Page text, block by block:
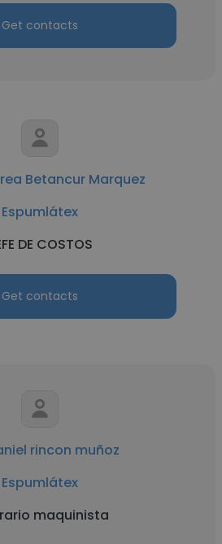
Get contacts
Betancur Marquez
Espumlátex
DE COSTOS
Get contacts
rincon muñoz
Espumlátex
maquinista